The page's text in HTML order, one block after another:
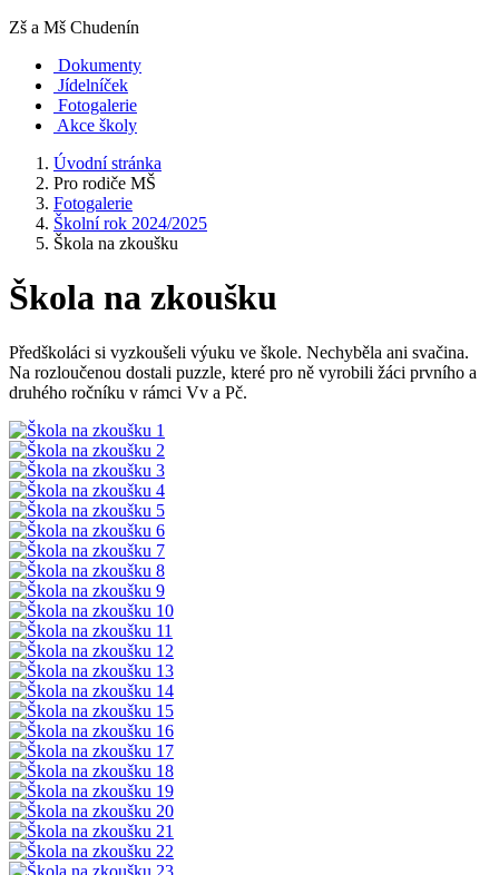
Zš a Mš Chudenín
Dokumenty
Jídelníček
Fotogalerie
Akce školy
Úvodní stránka
Pro rodiče MŠ
Fotogalerie
Školní rok 2024/2025
Škola na zkoušku
Škola na zkoušku
Předškoláci si vyzkoušeli výuku ve škole. Nechyběla ani svačina.
Na rozloučenou dostali puzzle, které pro ně vyrobili žáci prvního a
druhého ročníku v rámci Vv a Pč.